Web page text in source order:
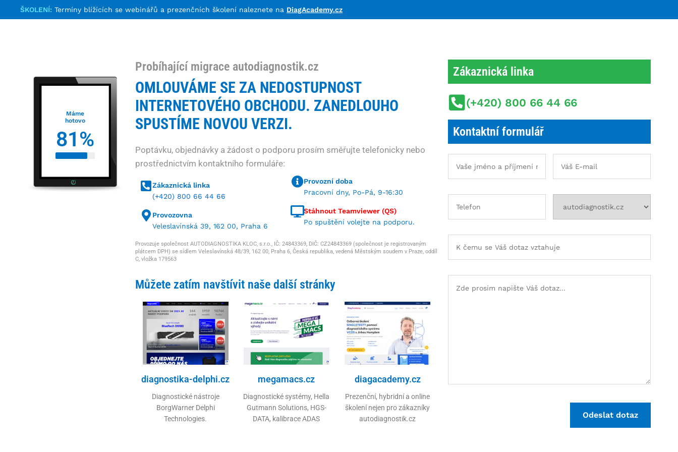
ŠKOLENÍ: Termíny blížících se webinářů a prezenčních školení naleznete na DiagAcademy.cz
Máme
hotovo
81%
Probíhající migrace autodiagnostik.cz
OMLOUVÁME SE ZA NEDOSTUPNOST
INTERNETOVÉHO OBCHODU. ZANEDLOUHO
SPUSTÍME NOVOU VERZI.
Poptávku, objednávky a žádost o podporu prosím směřujte telefonicky nebo
prostřednictvím kontaktního formuláře:
Zákaznická linka
(+420) 800 66 44 66
Provozovna
Veleslavínská 39, 162 00, Praha 6
Provozní doba
Pracovní dny, Po-Pá, 9-16:30
Stáhnout Teamviewer (QS)
Po spuštění volejte na podporu.
Provozuje společnost AUTODIAGNOSTIKA KLOC, s.r.o., IČ: 24843369, DIČ: CZ24843369 (společnost je registrovaným
plátcem DPH) se sídlem Veleslavínská 48/39, 162 00, Praha 6, Česká republika, vedená Městským soudem v Praze, oddíl
C, vložka 179563
Můžete zatím navštívit naše další stránky
diagnostika-delphi.cz
Diagnostické nástroje
BorgWarner Delphi
Technologies.
megamacs.cz
Diagnostické systémy, Hella
Gutmann Solutions, HGS-
DATA, kalibrace ADAS
diagacademy.cz
Prezenční, hybridní a online
školení nejen pro zákazníky
autodiagnostik.cz
Zákaznická linka
(+420) 800 66 44 66
Kontaktní formulář